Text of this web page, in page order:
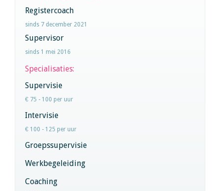
Registercoach
sinds 7 december 2021
Supervisor
sinds 1 mei 2016
Specialisaties:
Supervisie
€ 75 - 100 per uur
Intervisie
€ 100 - 125 per uur
Groepssupervisie
Werkbegeleiding
Coaching